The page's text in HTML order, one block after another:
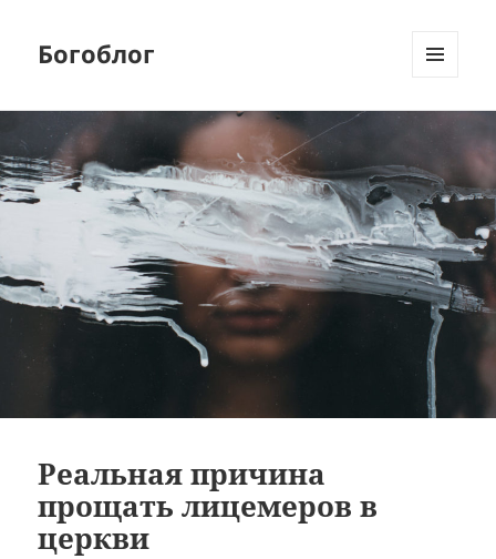
Богоблог
Реальная причина
прощать лицемеров в
церкви